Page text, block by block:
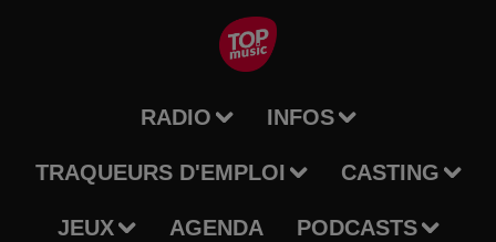
RADIO INFOS
TRAQUEURS D'EMPLOI CASTING
JEUX AGENDA PODCASTS